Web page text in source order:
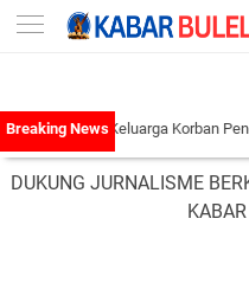
-->
Keluarga Korban
DUKUNG JURNALISME